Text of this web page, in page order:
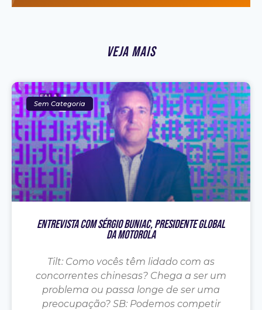
Veja Mais
Sem Categoria
Entrevista Com Sérgio Buniac, Presidente Global
Da Motorola
Tilt: Como vocês têm lidado com as
concorrentes chinesas? Chega a ser um
problema ou passa longe de ser uma
preocupação? SB: Podemos competir